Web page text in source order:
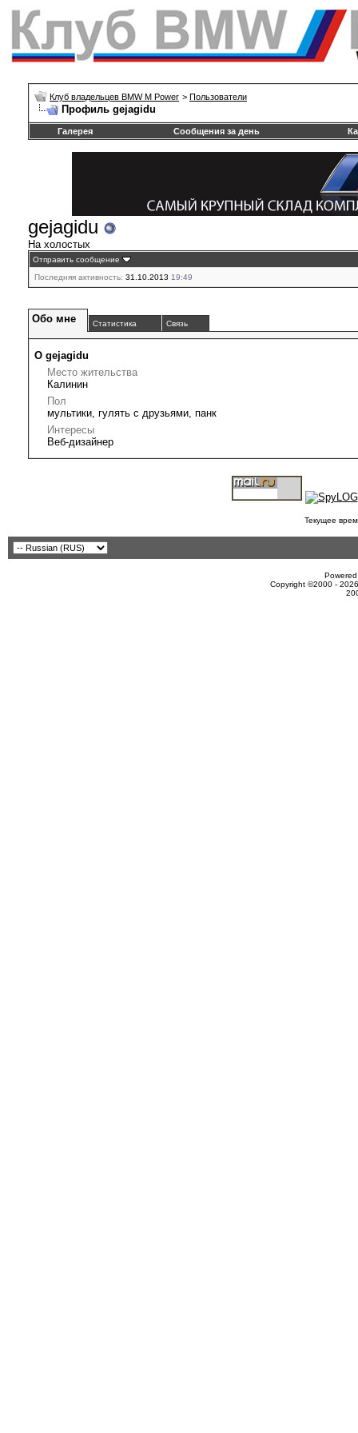
Клуб владельцев BMW M Power > Пользователи
Профиль gejagidu
Галерея Сообщения за день
gejagidu
На холостых
Отправить сообщение
Последняя активность: 31.10.2013 19:49
Обо мне Статистика Связь
О gejagidu
Место жительства
Калинин
Пол
мультики, гулять с друзьями, панк
Интересы
Веб-дизайнер
Текущее
Copyright ©2000 -